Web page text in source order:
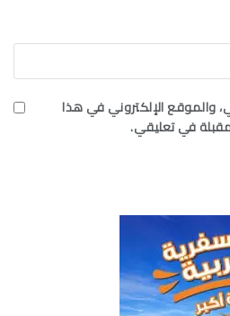
والموقع الإلكتروني في هذا
في تعليقي.